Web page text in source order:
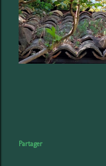
Partager